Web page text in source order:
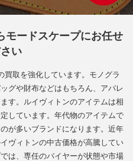
モードスケープにお任せ
い
買取を強化しています。モノグラ
グや財布などはもちろん、アパレ
す。ルイヴィトンのアイテムは相
しています。年代物のアイテムで
が多いブランドになります。近年
ヴィトンの中古価格が高騰してい
は、専任のバイヤーが状態や市場